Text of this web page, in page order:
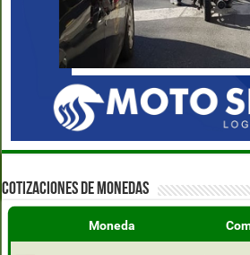
COTIZACIONES DE MONEDAS
Moneda